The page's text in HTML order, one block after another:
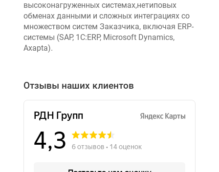
высоконагруженных системах,нетиповых
обменах данными и сложных интеграциях со
множеством систем Заказчика, включая ERP-
системы (SAP, 1C:ERP, Microsoft Dynamics,
Axapta).
Отзывы наших клиентов